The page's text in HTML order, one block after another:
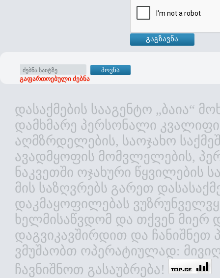
გაფართოებული ძებნა
დასაქმების სააგენტო „ბაია“
დამხმარე პერსონალი
აღმზრდელების, საოჯახო
ავადმყოფის მომვლელების,
ნაკვეთში ოჯახური წყვილების
მის საზღვრებს გარეთ
დაკმაყოფილებას
ხელმისაწვდომ და თქვენ მიერ
დაგვიკავშირდით და ჩანიშნეთ
ვმუშაობთ ოპერატიულად:
ჩავნიშნოთ გასაუბრება!